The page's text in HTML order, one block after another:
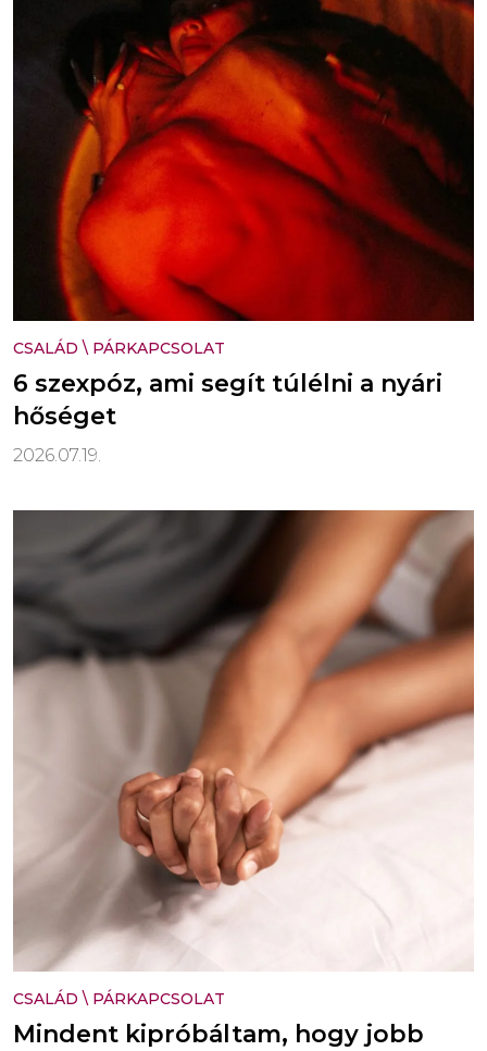
CSALÁD \ PÁRKAPCSOLAT
6 szexpóz, ami segít túlélni a nyári
hőséget
2026.07.19.
CSALÁD \ PÁRKAPCSOLAT
Mindent kipróbáltam, hogy jobb